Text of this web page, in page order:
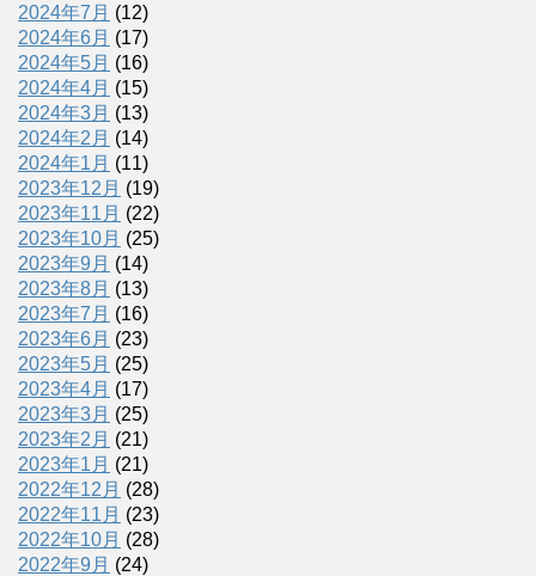
2024年7月 (12)
2024年6月 (17)
2024年5月 (16)
2024年4月 (15)
2024年3月 (13)
2024年2月 (14)
2024年1月 (11)
2023年12月 (19)
2023年11月 (22)
2023年10月 (25)
2023年9月 (14)
2023年8月 (13)
2023年7月 (16)
2023年6月 (23)
2023年5月 (25)
2023年4月 (17)
2023年3月 (25)
2023年2月 (21)
2023年1月 (21)
2022年12月 (28)
2022年11月 (23)
2022年10月 (28)
2022年9月 (24)